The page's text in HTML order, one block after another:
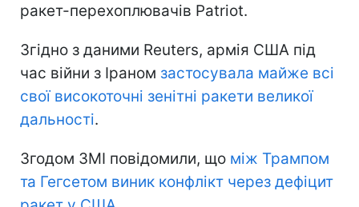
ракет-перехоплювачів Patriot.
Згідно з даними Reuters, армія США під
час війни з Іраном застосувала майже всі
свої високоточні зенітні ракети великої
дальності.
Згодом ЗМІ повідомили, що між Трампом
та Гегсетом виник конфлікт через дефіцит